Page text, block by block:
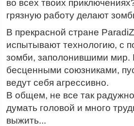
во всех твоих
грязную работу делают
В прекрасной стране
испытывают технологию, с
зомби, заполонившими мир.
бесценными союзниками,
ведут себя агрессивно.
В общем, не все так
думать головой и много
выжить...